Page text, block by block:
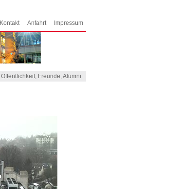
Öffentlichkeit, Freunde, Alumni
Kontakt Anfahrt Impressum